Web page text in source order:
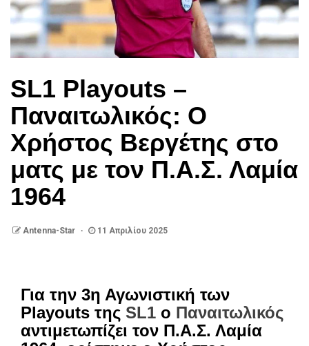
SL1 Playouts –
Παναιτωλικός: Ο
Χρήστος Βεργέτης στο
ματς με τον Π.Α.Σ. Λαμία
1964
Antenna-Star 11 Απριλίου 2025
Για την 3η Αγωνιστική των
Playouts της SL1 ο Παναιτωλικός
αντιμετωπίζει τον Π.Α.Σ. Λαμία